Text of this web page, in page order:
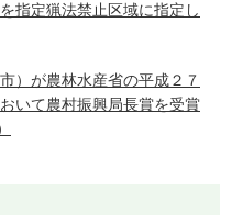
指定猟法禁止区域に指定し
）が農林水産省の平成２７
いて農村振興局長賞を受賞